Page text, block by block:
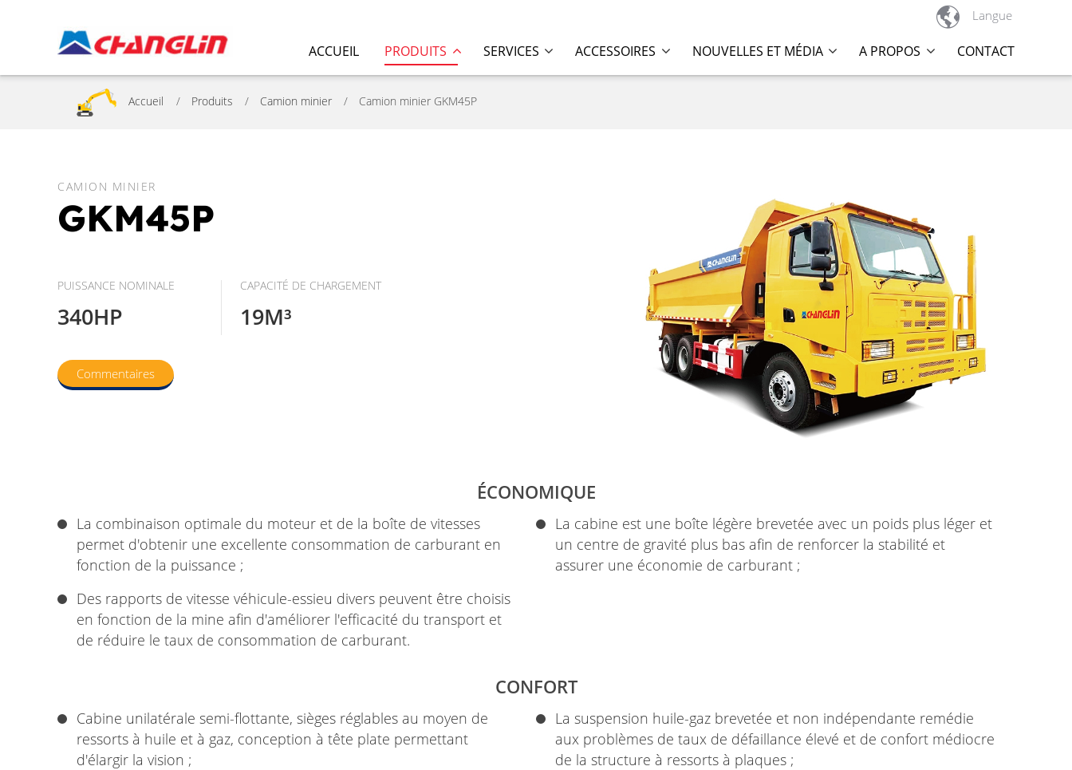
 Langue
ACCUEIL PRODUITS SERVICES ACCESSOIRES NOUVELLES ET MÉDIA A PROPOS CONTACT
Accueil Produits Camion minier Camion minier GKM45P
CAMION MINIER
GKM45P
PUISSANCE NOMINALE
340HP
CAPACITÉ DE CHARGEMENT
19M³
Commentaires
ÉCONOMIQUE
La combinaison optimale du moteur et de la boîte de vitesses
permet d'obtenir une excellente consommation de carburant en
fonction de la puissance ;
La cabine est une boîte légère brevetée avec un poids plus léger et
un centre de gravité plus bas afin de renforcer la stabilité et
assurer une économie de carburant ;
Des rapports de vitesse véhicule-essieu divers peuvent être choisis
en fonction de la mine afin d'améliorer l'efficacité du transport et
de réduire le taux de consommation de carburant.
CONFORT
Cabine unilatérale semi-flottante, sièges réglables au moyen de
ressorts à huile et à gaz, conception à tête plate permettant
d'élargir la vision ;
La suspension huile-gaz brevetée et non indépendante remédie
aux problèmes de taux de défaillance élevé et de confort médiocre
de la structure à ressorts à plaques ;